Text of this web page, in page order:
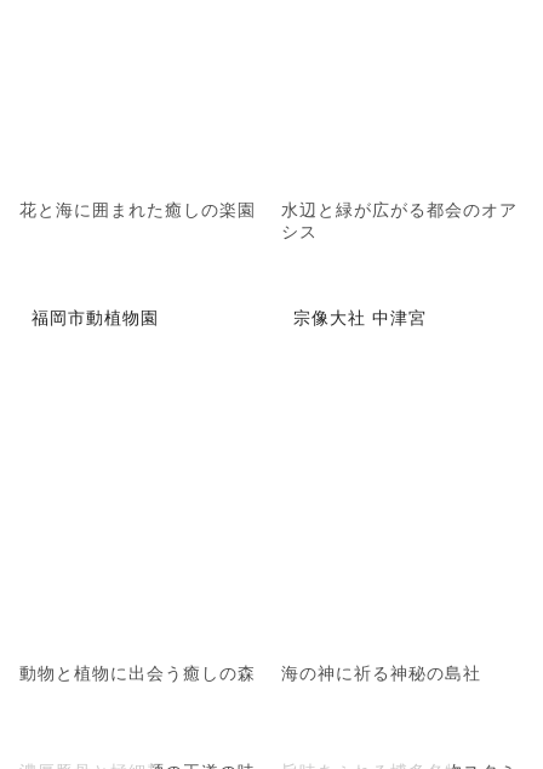
花と海に囲まれた癒しの楽園
水辺と緑が広がる都会のオア
シス
福岡市動植物園
動物と植物に出会う癒しの森
宗像大社 中津宮
海の神に祈る神秘の島社